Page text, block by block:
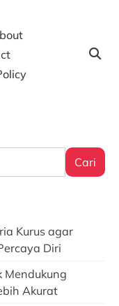
Cari
Kurus agar
Diri
Mendukung
Akurat